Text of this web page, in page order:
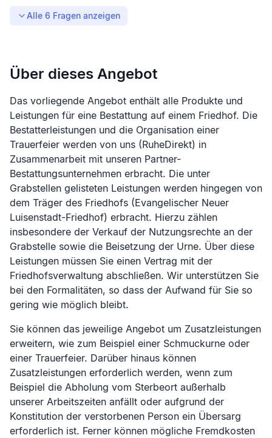
Alle 6 Fragen anzeigen
Über dieses Angebot
Das vorliegende Angebot enthält alle Produkte und
Leistungen für eine Bestattung auf einem Friedhof. Die
Bestatterleistungen und die Organisation einer
Trauerfeier werden von uns (RuheDirekt) in
Zusammenarbeit mit unseren Partner-
Bestattungsunternehmen erbracht. Die unter
Grabstellen gelisteten Leistungen werden hingegen von
dem Träger des Friedhofs (Evangelischer Neuer
Luisenstadt-Friedhof) erbracht. Hierzu zählen
insbesondere der Verkauf der Nutzungsrechte an der
Grabstelle sowie die Beisetzung der Urne. Über diese
Leistungen müssen Sie einen Vertrag mit der
Friedhofsverwaltung abschließen. Wir unterstützen Sie
bei den Formalitäten, so dass der Aufwand für Sie so
gering wie möglich bleibt.
Sie können das jeweilige Angebot um Zusatzleistungen
erweitern, wie zum Beispiel einer Schmuckurne oder
einer Trauerfeier. Darüber hinaus können
Zusatzleistungen erforderlich werden, wenn zum
Beispiel die Abholung vom Sterbeort außerhalb
unserer Arbeitszeiten anfällt oder aufgrund der
Konstitution der verstorbenen Person ein Übersarg
erforderlich ist. Ferner können mögliche Fremdkosten